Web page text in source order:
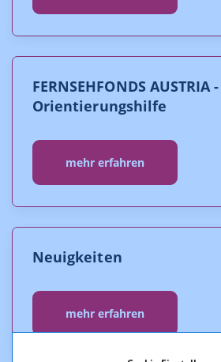
FERNSEHFONDS AUSTRIA -
Orientierungshilfe
mehr erfahren
Neuigkeiten
mehr erfahren